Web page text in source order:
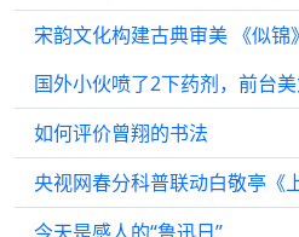
宋韵文化构建古典审美 《似锦
如何评价曾翔的书法